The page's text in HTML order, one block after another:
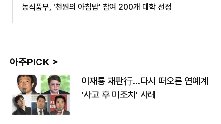
농식품부, '천원의 아침밥' 참여 200개 대학 선정
아주PICK >
이재룡 재판行…다시 떠오른 연예계
'사고 후 미조치' 사례